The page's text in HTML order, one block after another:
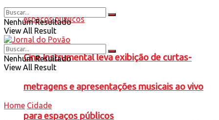
Cine Instrumental leva exibição de curtas-
metragens e apresentações musicais ao vivo
para espaços públicos
Nenhum Resultado
View All Result
Nenhum Resultado
View All Result
Home Cidade